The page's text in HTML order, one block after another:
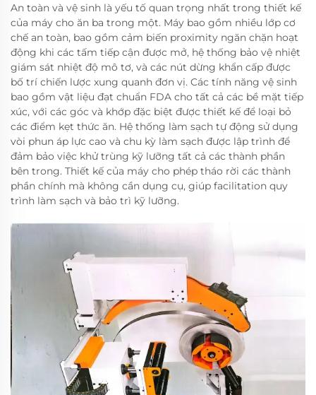
An toàn và vệ sinh là yếu tố quan trọng nhất trong thiết kế
của máy cho ăn ba trong một. Máy bao gồm nhiều lớp cơ
chế an toàn, bao gồm cảm biến proximity ngăn chặn hoạt
động khi các tấm tiếp cận được mở, hệ thống bảo vệ nhiệt
giám sát nhiệt độ mô tơ, và các nút dừng khẩn cấp được
bố trí chiến lược xung quanh đơn vị. Các tính năng vệ sinh
bao gồm vật liệu đạt chuẩn FDA cho tất cả các bề mặt tiếp
xúc, với các góc và khớp đặc biệt được thiết kế để loại bỏ
các điểm kẹt thức ăn. Hệ thống làm sạch tự động sử dụng
vòi phun áp lực cao và chu kỳ làm sạch được lập trình để
đảm bảo việc khử trùng kỹ lưỡng tất cả các thành phần
bên trong. Thiết kế của máy cho phép tháo rời các thành
phần chính mà không cần dụng cụ, giúp facilitation quy
trình làm sạch và bảo trì kỹ lưỡng.